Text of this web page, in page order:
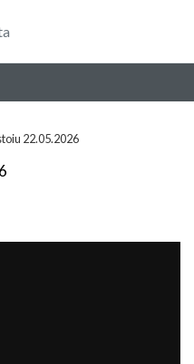
22.05.2026